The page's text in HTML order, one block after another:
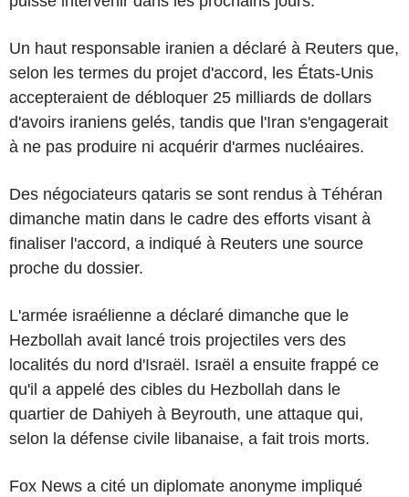
Un haut responsable iranien a déclaré à Reuters que,
selon les termes du projet d'accord, les États-Unis
accepteraient de débloquer 25 milliards de dollars
d'avoirs iraniens gelés, tandis que l'Iran s'engagerait
à ne pas produire ni acquérir d'armes nucléaires.
Des négociateurs qataris se sont rendus à Téhéran
dimanche matin dans le cadre des efforts visant à
finaliser l'accord, a indiqué à Reuters une source
proche du dossier.
L'armée israélienne a déclaré dimanche que le
Hezbollah avait lancé trois projectiles vers des
localités du nord d'Israël. Israël a ensuite frappé ce
qu'il a appelé des cibles du Hezbollah dans le
quartier de Dahiyeh à Beyrouth, une attaque qui,
selon la défense civile libanaise, a fait trois morts.
Fox News a cité un diplomate anonyme impliqué